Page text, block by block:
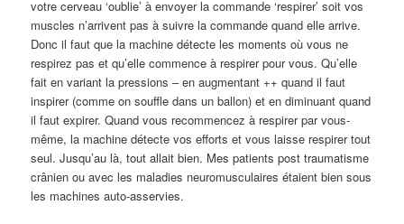
votre cerveau ‘oublie’ à envoyer la commande ‘respirer’ soit vos
muscles n’arrivent pas à suivre la commande quand elle arrive.
Donc il faut que la machine détecte les moments où vous ne
respirez pas et qu’elle commence à respirer pour vous. Qu’elle
fait en variant la pressions – en augmentant ++ quand il faut
inspirer (comme on souffle dans un ballon) et en diminuant quand
il faut expirer. Quand vous recommencez à respirer par vous-
même, la machine détecte vos efforts et vous laisse respirer tout
seul. Jusqu’au là, tout allait bien. Mes patients post traumatisme
crânien ou avec les maladies neuromusculaires étaient bien sous
les machines auto-asservies.